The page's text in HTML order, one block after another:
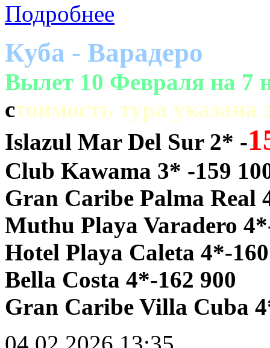
Подробнее
Куба - Варадеро
Вылет 10 Февраля на 7
cтоимость тура
Islazul Mar Del Sur 2* -
Club Kawama 3* -159
Gran Caribe Palma Real
Muthu Playa Varadero
Hotel Playa Caleta 4*-
Bella Costa 4*-162 900
Gran Caribe Villa Cuba